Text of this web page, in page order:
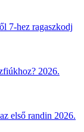
7-hez ragaszkodj
2026.
első randin 2026.